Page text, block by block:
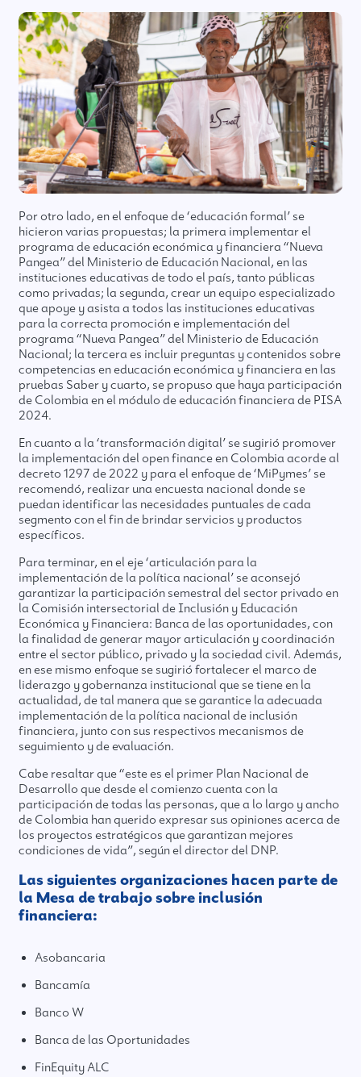
Por otro lado, en el enfoque de ‘educación formal’ se
hicieron varias propuestas; la primera implementar el
programa de educación económica y financiera “Nueva
Pangea” del Ministerio de Educación Nacional, en las
instituciones educativas de todo el país, tanto públicas
como privadas; la segunda, crear un equipo especializado
que apoye y asista a todos las instituciones educativas
para la correcta promoción e implementación del
programa “Nueva Pangea” del Ministerio de Educación
Nacional; la tercera es incluir preguntas y contenidos sobre
competencias en educación económica y financiera en las
pruebas Saber y cuarto, se propuso que haya participación
de Colombia en el módulo de educación financiera de PISA
2024.
En cuanto a la ‘transformación digital’ se sugirió promover
la implementación del open finance en Colombia acorde al
decreto 1297 de 2022 y para el enfoque de ‘MiPymes’ se
recomendó, realizar una encuesta nacional donde se
puedan identificar las necesidades puntuales de cada
segmento con el fin de brindar servicios y productos
específicos.
Para terminar, en el eje ‘articulación para la
implementación de la política nacional’ se aconsejó
garantizar la participación semestral del sector privado en
la Comisión intersectorial de Inclusión y Educación
Económica y Financiera: Banca de las oportunidades, con
la finalidad de generar mayor articulación y coordinación
entre el sector público, privado y la sociedad civil. Además,
en ese mismo enfoque se sugirió fortalecer el marco de
liderazgo y gobernanza institucional que se tiene en la
actualidad, de tal manera que se garantice la adecuada
implementación de la política nacional de inclusión
financiera, junto con sus respectivos mecanismos de
seguimiento y de evaluación.
Cabe resaltar que “este es el primer Plan Nacional de
Desarrollo que desde el comienzo cuenta con la
participación de todas las personas, que a lo largo y ancho
de Colombia han querido expresar sus opiniones acerca de
los proyectos estratégicos que garantizan mejores
condiciones de vida”, según el director del DNP.
Las siguientes organizaciones hacen parte de
la Mesa de trabajo sobre inclusión
financiera:
Asobancaria
Bancamía
Banco W
Banca de las Oportunidades
FinEquity ALC